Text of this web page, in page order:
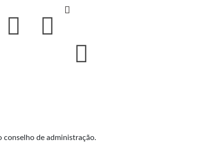
conselho de administração.